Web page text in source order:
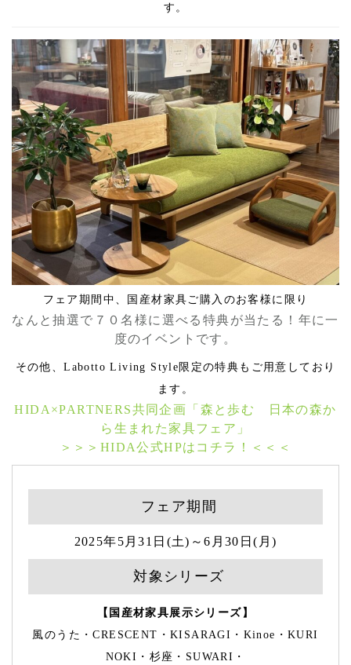
す。
フェア期間中、国産材家具ご購入のお客様に限り
なんと抽選で７０名様に選べる特典が当たる！年に一
度のイベントです。
その他、Labotto Living Style限定の特典もご用意しており
ます。
HIDA×PARTNERS共同企画「森と歩む 日本の森か
ら生まれた家具フェア」
＞＞＞HIDA公式HPはコチラ！＜＜＜
フェア期間
2025年5月31日(土)～6月30日(月)
対象シリーズ
【国産材家具展示シリーズ】
風のうた・CRESCENT・KISARAGI・Kinoe・KURI
NOKI・杉座・SUWARI・